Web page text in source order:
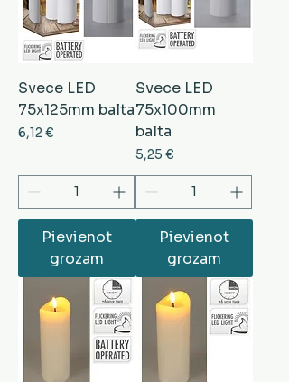
Svece LED
75x125mm balta
Cena
6,12 €
Pievienot
grozam
Svece LED
75x100mm
balta
Cena
5,25 €
Pievienot
grozam